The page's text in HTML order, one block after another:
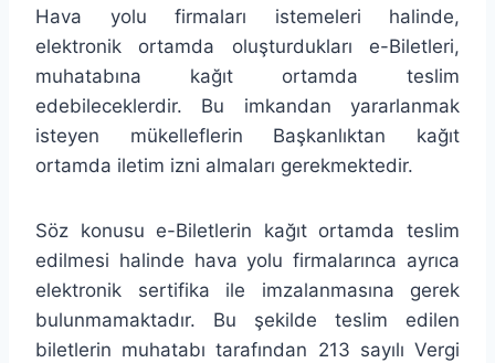
Hava yolu firmaları istemeleri halinde,
elektronik ortamda oluşturdukları e-Biletleri,
muhatabına kağıt ortamda teslim
edebileceklerdir. Bu imkandan yararlanmak
isteyen mükelleflerin Başkanlıktan kağıt
ortamda iletim izni almaları gerekmektedir.
Söz konusu e-Biletlerin kağıt ortamda teslim
edilmesi halinde hava yolu firmalarınca ayrıca
elektronik sertifika ile imzalanmasına gerek
bulunmamaktadır. Bu şekilde teslim edilen
biletlerin muhatabı tarafından 213 sayılı Vergi